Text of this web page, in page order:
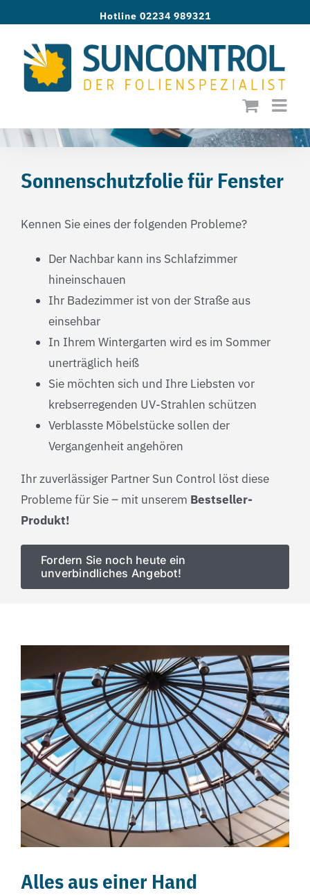
springen
Hotline 02234 989321
Sonnenschutzfolie für Fenster
Kennen Sie eines der folgenden Probleme?
Der Nachbar kann ins Schlafzimmer
hineinschauen
Ihr Badezimmer ist von der Straße aus
einsehbar
In Ihrem Wintergarten wird es im Sommer
unerträglich heiß
Sie möchten sich und Ihre Liebsten vor
krebserregenden UV-Strahlen schützen
Verblasste Möbelstücke sollen der
Vergangenheit angehören
Ihr zuverlässiger Partner Sun Control löst diese
Probleme für Sie – mit unserem Bestseller-
Produkt!
Fordern Sie noch heute ein
unverbindliches Angebot!
Alles aus einer Hand